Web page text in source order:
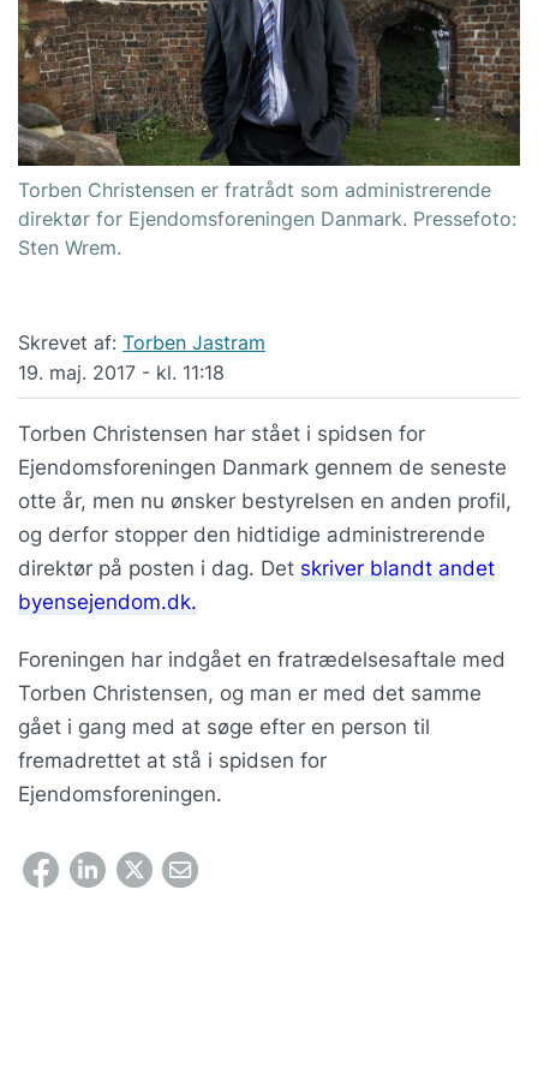
Torben Christensen er fratrådt som administrerende
direktør for Ejendomsforeningen Danmark. Pressefoto:
Sten Wrem.
Skrevet af: Torben Jastram
19. maj. 2017 - kl. 11:18
Torben Christensen har stået i spidsen for
Ejendomsforeningen Danmark gennem de seneste
otte år, men nu ønsker bestyrelsen en anden profil,
og derfor stopper den hidtidige administrerende
direktør på posten i dag. Det skriver blandt andet
byensejendom.dk.
Foreningen har indgået en fratrædelsesaftale med
Torben Christensen, og man er med det samme
gået i gang med at søge efter en person til
fremadrettet at stå i spidsen for
Ejendomsforeningen.